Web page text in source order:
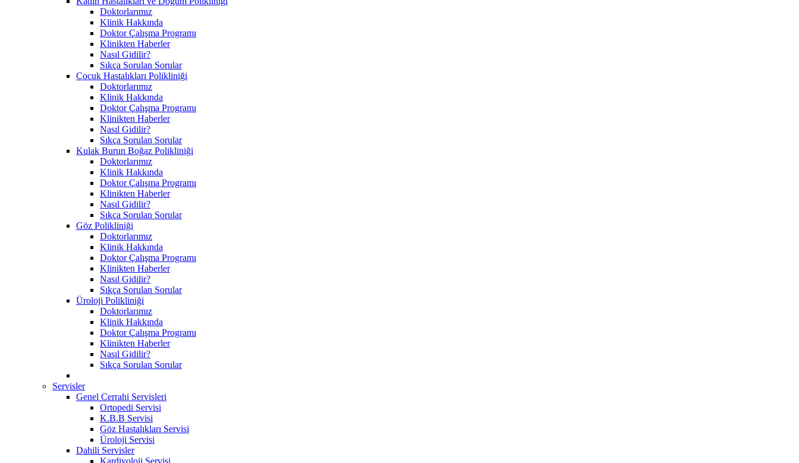
Doktorlarımız
Klinik Hakkında
Doktor Çalışma Programı
Klinikten Haberler
Nasıl Gidilir?
Sıkça Sorulan Sorular
Çocuk Hastalıkları Polikliniği
Doktorlarımız
Klinik Hakkında
Doktor Çalışma Programı
Klinikten Haberler
Nasıl Gidilir?
Sıkça Sorulan Sorular
Kulak Burun Boğaz Polikliniği
Doktorlarımız
Klinik Hakkında
Doktor Çalışma Programı
Klinikten Haberler
Nasıl Gidilir?
Sıkça Sorulan Sorular
Göz Polikliniği
Doktorlarımız
Klinik Hakkında
Doktor Çalışma Programı
Klinikten Haberler
Nasıl Gidilir?
Sıkça Sorulan Sorular
Üroloji Polikliniği
Doktorlarımız
Klinik Hakkında
Doktor Çalışma Programı
Klinikten Haberler
Nasıl Gidilir?
Sıkça Sorulan Sorular
Servisler
Genel Cerrahi Servisleri
Ortopedi Servisi
K.B.B Servisi
Göz Hastalıkları Servisi
Üroloji Servisi
Dahili Servisler
Kardiyoloji Servisi